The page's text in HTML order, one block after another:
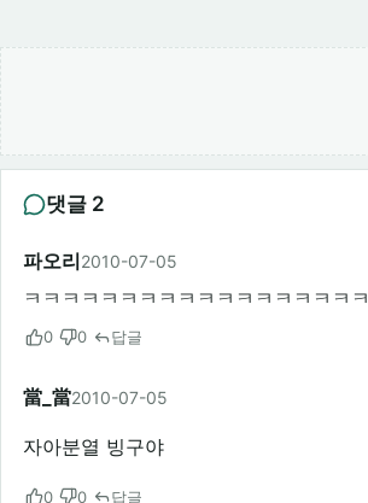
댓글 2
파오리2010-07-05
ㅋㅋㅋㅋㅋㅋㅋㅋㅋㅋㅋㅋㅋㅋㅋㅋㅋ
0 0 답글
當_當2010-07-05
자아분열 빙구야
0 0 답글